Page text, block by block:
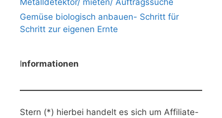
Metalldetektor/ mieten/ Auftragssuche
Gemüse biologisch anbauen- Schritt für
Schritt zur eigenen Ernte
Informationen
Stern (*) hierbei handelt es sich um Affiliate-